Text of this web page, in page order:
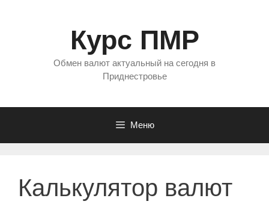
Курс ПМР
Обмен валют актуальный на сегодня в
Приднестровье
Меню
Калькулятор валют